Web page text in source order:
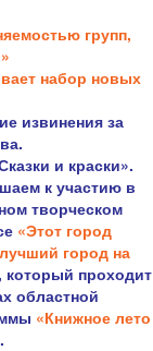
групп,
набор новых
извинения за
и краски».
к участию в
творческом
«Этот город
город на
, который проходит
областной
«Книжное лето
.